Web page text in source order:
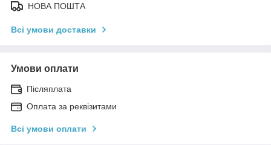
НОВА ПОШТА
Всі умови доставки
Умови оплати
Післяплата
Оплата за реквізитами
Всі умови оплати